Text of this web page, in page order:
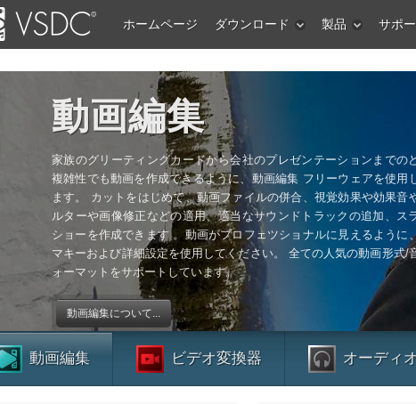
ホームページ ダウンロード 製品 サポ
動画編集
家族のグリーティングカードから会社のプレゼンテーションまでの
複雑性でも動画を作成できるように、動画編集 フリーウェアを使用
ます。 カットをはじめて、動画ファイルの併合、視覚効果や効果音
ルターや画像修正などの適用、適当なサウンドトラックの追加、ス
ショーを作成できます 。動画がプロフェツショナルに見えるように
マキーおよび詳細設定を使用してください。 全ての人気の動画形式/
ォーマットをサポートしています。
動画編集について...
動画編集 ビデオ変換器 オーディ